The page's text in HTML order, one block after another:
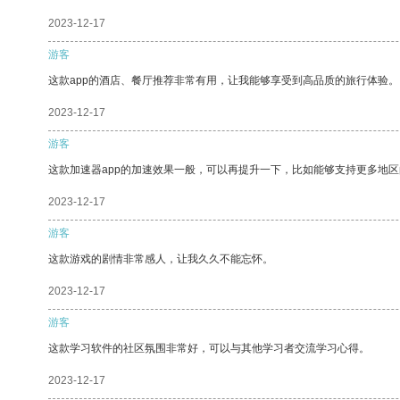
2023-12-17
游客
这款app的酒店、餐厅推荐非常有用，让我能够享受到高品质的旅行体验。
2023-12-17
游客
这款加速器app的加速效果一般，可以再提升一下，比如能够支持更多地区
2023-12-17
游客
这款游戏的剧情非常感人，让我久久不能忘怀。
2023-12-17
游客
这款学习软件的社区氛围非常好，可以与其他学习者交流学习心得。
2023-12-17